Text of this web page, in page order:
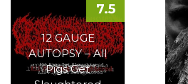
12 GAUGE
AUTOPSY – All
Pigs Get
7.5